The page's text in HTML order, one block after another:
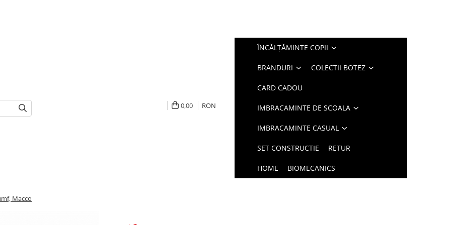
0,00 RON
ÎNCĂLȚĂMINTE COPII
BRANDURI COLECTII BOTEZ
CARD CADOU
IMBRACAMINTE DE SCOALA
IMBRACAMINTE CASUAL
SET CONSTRUCTIE RETUR
HOME BIOMECANICS
Macco